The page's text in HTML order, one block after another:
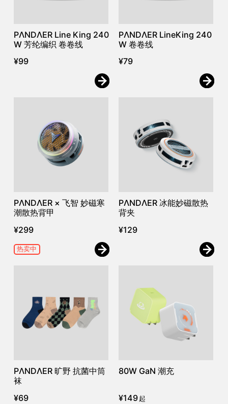
PΛNDΛER Line King 240
W 芳纶编织 卷卷线
¥99
PΛNDΛER LineKing 240
W 卷卷线
¥79
PΛNDΛER × 飞智 妙磁寒
潮散热背甲
¥299
热卖中
PΛNDΛER 冰能妙磁散热
背夹
¥129
PΛNDΛER 旷野 抗菌中筒
袜
¥69
80W GaN 潮充
¥149 起